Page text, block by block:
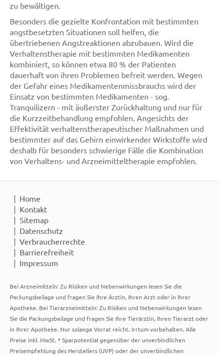
zu bewältigen.
Besonders die gezielte Konfrontation mit bestimmten
angstbesetzten Situationen soll helfen, die
übertriebenen Angstreaktionen abzubauen. Wird die
Verhaltenstherapie mit bestimmten Medikamenten
kombiniert, so können etwa 80 % der Patienten
dauerhaft von ihren Problemen befreit werden. Wegen
der Gefahr eines Medikamentenmissbrauchs wird der
Einsatz von bestimmten Medikamenten - sog.
Tranquilizern - mit äußerster Zurückhaltung und nur für
die Kurzzeitbehandlung empfohlen. Angesichts der
Effektivität verhaltenstherapeutischer Maßnahmen und
bestimmter auf das Gehirn einwirkender Wirkstoffe wird
deshalb für besonders schwierige Fälle die Kombination
von Verhaltens- und Arzneimitteltherapie empfohlen.
Home
Kontakt
Sitemap
Datenschutz
Verbraucherrechte
Barrierefreiheit
Impressum
Bei Arzneimitteln: Zu Risiken und Nebenwirkungen lesen Sie die
Packungsbeilage und fragen Sie Ihre Ärztin, Ihren Arzt oder in Ihrer
Apotheke. Bei Tierarzneimitteln: Zu Risiken und Nebenwirkungen lesen
Sie die Packungsbeilage und fragen Sie Ihre Tierärztin, Ihren Tierarzt oder
in Ihrer Apotheke. Nur solange Vorrat reicht. Irrtum vorbehalten. Alle
Preise inkl. MwSt. * Sparpotential gegenüber der unverbindlichen
Preisempfehlung des Herstellers (UVP) oder der unverbindlichen